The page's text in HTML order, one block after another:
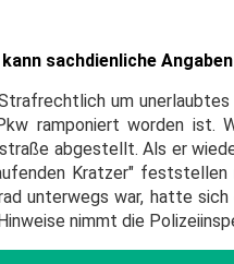
sachdienliche
um
ramponiert worden ist.
abgestellt. Als er
Kratzer" feststellen
unterwegs war, hatte
nimmt die